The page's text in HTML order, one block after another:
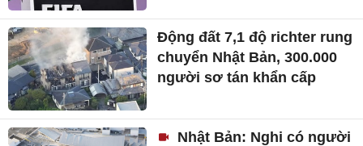
Động đất 7,1 độ richter rung
chuyển Nhật Bản, 300.000
người sơ tán khẩn cấp
Nhật Bản: Nghi có người